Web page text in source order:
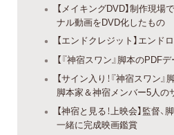
【メイキングDVD】制作現
ナル動画をDVD化したもの
【エンドクレジット】エンド
【『神宿スワン』脚本のPDFデ
【サイン入り！『神宿スワン
脚本家＆神宿メンバー5人の
【神宿と見る！上映会】監督
一緒に完成映画鑑賞